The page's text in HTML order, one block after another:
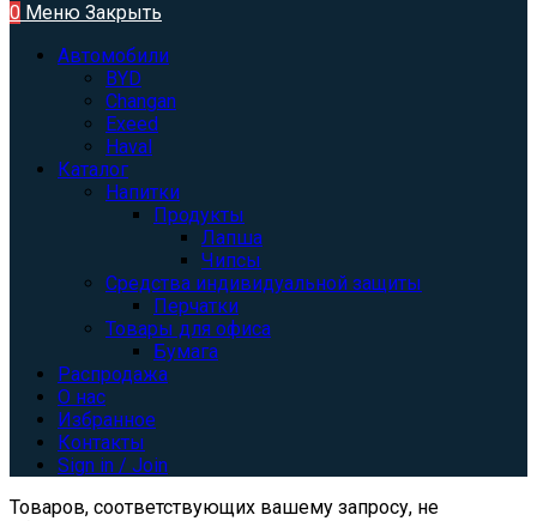
0 Меню Закрыть
Автомобили
BYD
Changan
Exeed
Haval
Каталог
Напитки
Продукты
Лапша
Чипсы
Средства индивидуальной защиты
Перчатки
Товары для офиса
Бумага
Распродажа
О нас
Избранное
Контакты
Sign in / Join
Товаров, соответствующих вашему запросу, не